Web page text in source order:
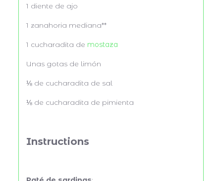
1 diente de ajo
1 zanahoria mediana**
1 cucharadita de mostaza
Unas gotas de limón
⅛ de cucharadita de sal
⅛ de cucharadita de pimienta
Instructions